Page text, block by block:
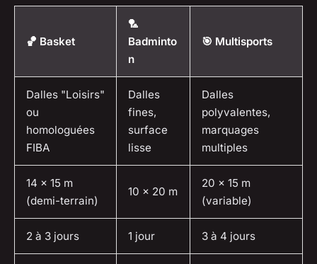
🏀 Basket
🏸
Badminto
n
🎯 Multisports
Dalles "Loisirs"
ou
homologuées
FIBA
Dalles
fines,
surface
lisse
Dalles
polyvalentes,
marquages
multiples
14 x 15 m
(demi-terrain)
10 x 20 m
20 x 15 m
(variable)
2 à 3 jours 1 jour 3 à 4 jours